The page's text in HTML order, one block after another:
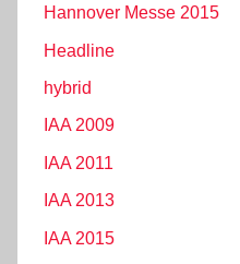
Hannover Messe 2015
Headline
hybrid
IAA 2009
IAA 2011
IAA 2013
IAA 2015